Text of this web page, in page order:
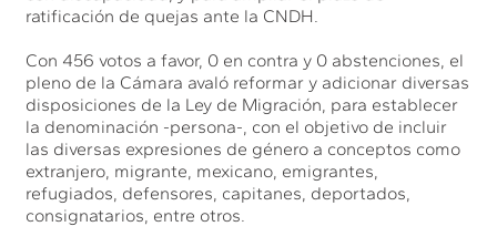
ratificación de quejas ante la CNDH.
Con 456 votos a favor, 0 en contra y 0 abstenciones, el
pleno de la Cámara avaló reformar y adicionar diversas
disposiciones de la Ley de Migración, para establecer
la denominación -persona-, con el objetivo de incluir
las diversas expresiones de género a conceptos como
extranjero, migrante, mexicano, emigrantes,
refugiados, defensores, capitanes, deportados,
consignatarios, entre otros.